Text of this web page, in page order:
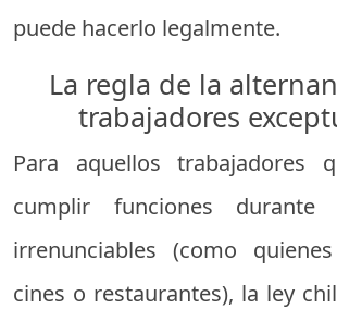
puede hacerlo legalmente.
La regla de la
trabajadores
Para aquellos trabajadores
cumplir funciones durante
irrenunciables (como
cines o restaurantes), la ley